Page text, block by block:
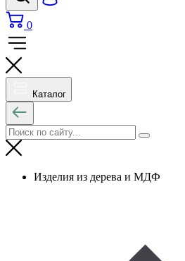
0
Каталог
Изделия из дерева и МДФ